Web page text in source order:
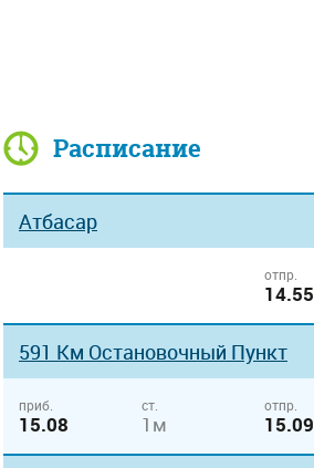
Расписание
Атбасар
отпр.
14.55
591 Км Остановочный Пункт
приб.
15.08
ст.
1м
отпр.
15.09